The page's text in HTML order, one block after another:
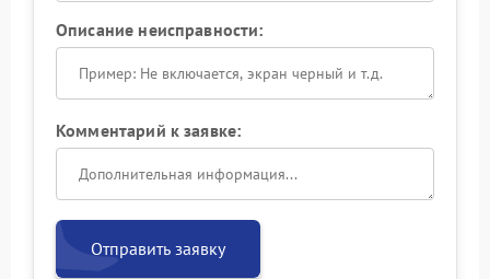
Описание неисправности:
Комментарий к заявке:
Отправить заявку